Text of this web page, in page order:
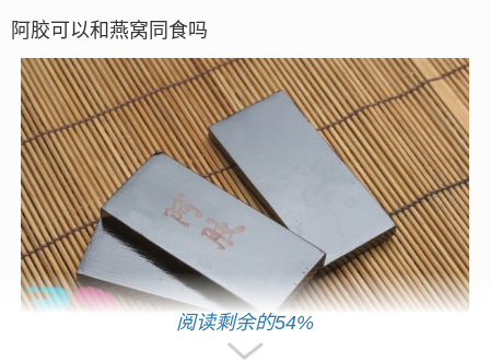
阿胶可以和燕窝同食吗
阅读剩余的54%